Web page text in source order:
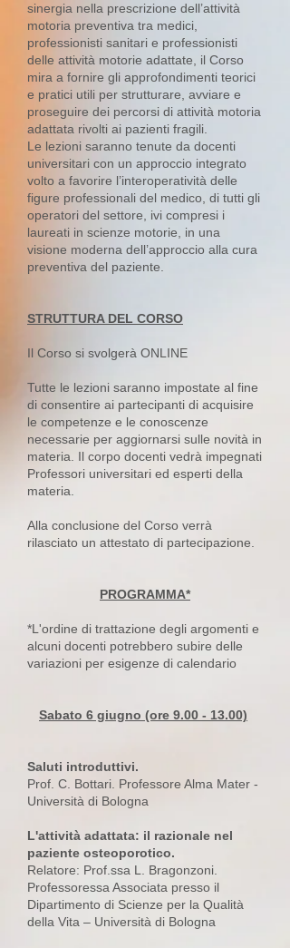
sinergia nella prescrizione dell’attività
motoria preventiva tra medici,
professionisti sanitari e professionisti
delle attività motorie adattate, il Corso
mira a fornire gli approfondimenti teorici
e pratici utili per strutturare, avviare e
proseguire dei percorsi di attività motoria
adattata rivolti ai pazienti fragili.
Le lezioni saranno tenute da docenti
universitari con un approccio integrato
volto a favorire l’interoperatività delle
figure professionali del medico, di tutti gli
operatori del settore, ivi compresi i
laureati in scienze motorie, in una
visione moderna dell’approccio alla cura
preventiva del paziente.
STRUTTURA DEL CORSO
Il Corso si svolgerà ONLINE
Tutte le lezioni saranno impostate al fine
di consentire ai partecipanti di acquisire
le competenze e le conoscenze
necessarie per aggiornarsi sulle novità in
materia. Il corpo docenti vedrà impegnati
Professori universitari ed esperti della
materia.
Alla conclusione del Corso verrà
rilasciato un attestato di partecipazione.
PROGRAMMA*
*L'ordine di trattazione degli argomenti e
alcuni docenti potrebbero subire delle
variazioni per esigenze di calendario
Sabato 6 giugno (ore 9.00 - 13.00)
Saluti introduttivi.
Prof. C. Bottari. Professore Alma Mater -
Università di Bologna
L'attività adattata: il razionale nel
paziente osteoporotico.
Relatore: Prof.ssa L. Bragonzoni.
Professoressa Associata presso il
Dipartimento di Scienze per la Qualità
della Vita – Università di Bologna